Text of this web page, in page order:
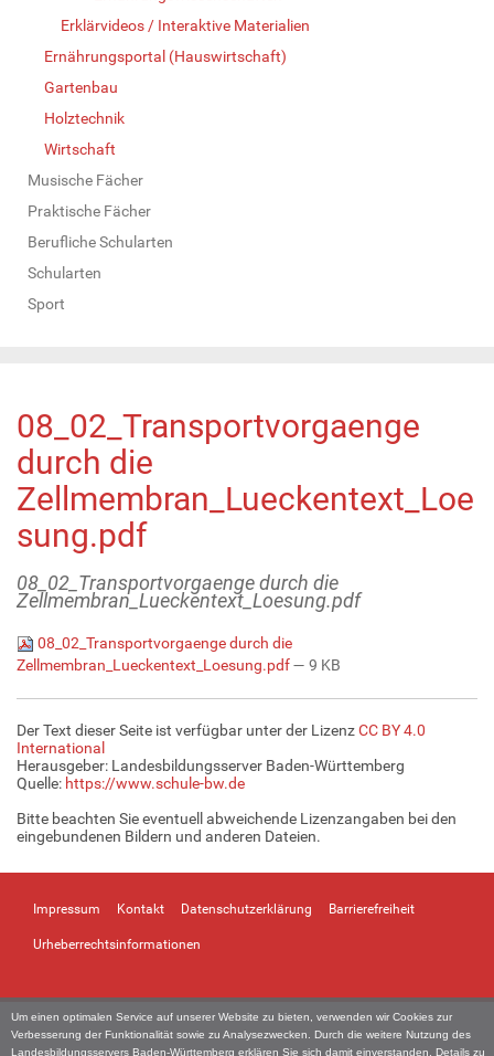
Um einen optimalen Service auf unserer Website zu bieten, verwenden wir Cookies zur
Verbesserung der Funktionalität sowie zu Analysezwecken. Durch die weitere Nutzung des
Landesbildungsservers Baden-Württemberg erklären Sie sich damit einverstanden. Details zu
Erklärvideos / Interaktive Materialien
Ernährungsportal (Hauswirtschaft)
Gartenbau
Holztechnik
Wirtschaft
Musische Fächer
Praktische Fächer
Berufliche Schularten
Schularten
Sport
08_02_Transportvorgaenge
durch die
Zellmembran_Lueckentext_Loe
sung.pdf
08_02_Transportvorgaenge durch die
Zellmembran_Lueckentext_Loesung.pdf
08_02_Transportvorgaenge durch die
Zellmembran_Lueckentext_Loesung.pdf— 9 KB
Der Text dieser Seite ist verfügbar unter der LizenzCC BY 4.0
International
Herausgeber: Landesbildungsserver Baden-Württemberg
Quelle: https://www.schule-bw.de
Bitte beachten Sie eventuell abweichende Lizenzangaben bei den
eingebundenen Bildern und anderen Dateien.
Impressum Kontakt Datenschutzerklärung Barrierefreiheit
Urheberrechtsinformationen